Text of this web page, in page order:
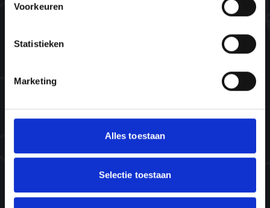
Voorkeuren
Statistieken
Marketing
Alles toestaan
Selectie toestaan
Contact
Contact
06-45 66 44 66 (alleen WhatsApp, nieuw!)
Blijf op de hoogte